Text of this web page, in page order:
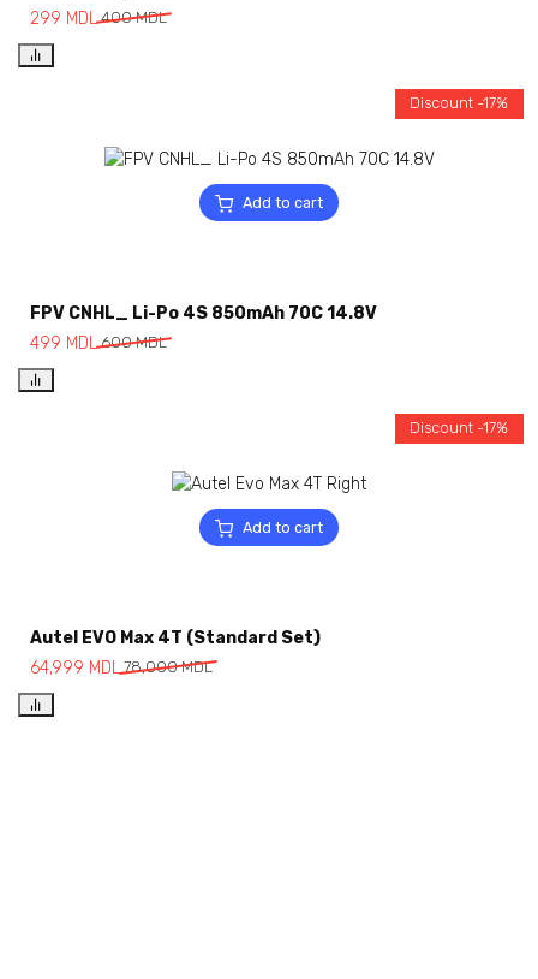
400MDL
299 MDL
Add to cart
Discount -17%
FPV CNHL_ Li-Po 4S 850mAh 70C 14.8V
600MDL
499 MDL
Add to cart
Discount -17%
Autel EVO Max 4T (Standard Set)
78,000MDL
64,999 MDL